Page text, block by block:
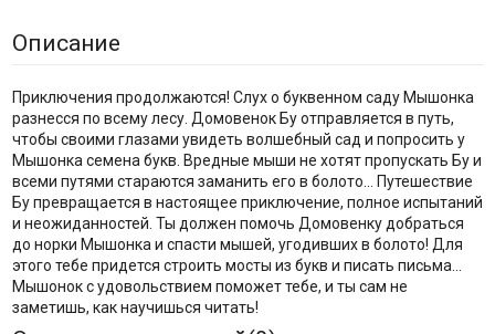
Описание
Приключения продолжаются! Слух о буквенном саду Мышонка
разнесся по всему лесу. Домовенок Бу отправляется в путь,
чтобы своими глазами увидеть волшебный сад и попросить у
Мышонка семена букв. Вредные мыши не хотят пропускать Бу и
всеми путями стараются заманить его в болото... Путешествие
Бу превращается в настоящее приключение, полное испытаний
и неожиданностей. Ты должен помочь Домовенку добраться
до норки Мышонка и спасти мышей, угодивших в болото! Для
этого тебе придется строить мосты из букв и писать письма...
Мышонок с удовольствием поможет тебе, и ты сам не
заметишь, как научишься читать!